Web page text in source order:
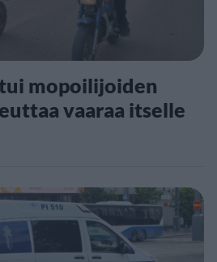
mopoilijoiden
vaaraa itselle